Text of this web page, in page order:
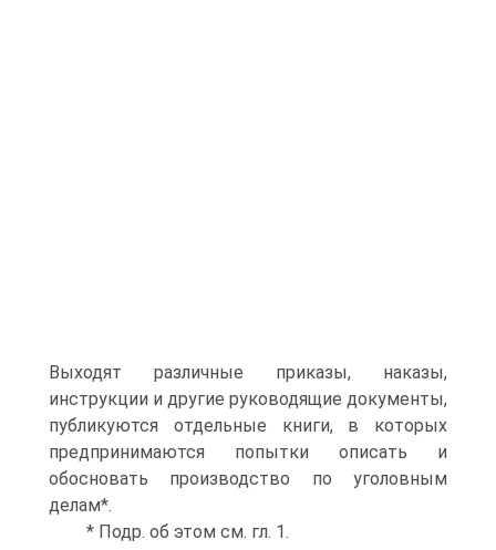
Выходят различные приказы, наказы,
инструкции и другие руководящие документы,
публикуются отдельные книги, в которых
предпринимаются попытки описать и
обосновать производство по уголовным
делам*.
* Подр. об этом см. гл. 1.